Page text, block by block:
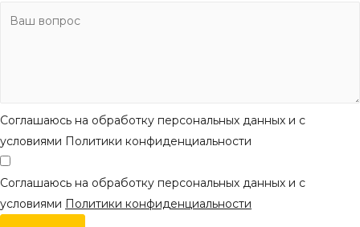
Соглашаюсь на обработку персональных данных и с
условиями Политики конфиденциальности
Соглашаюсь на обработку персональных данных и с
условиями Политики конфиденциальности